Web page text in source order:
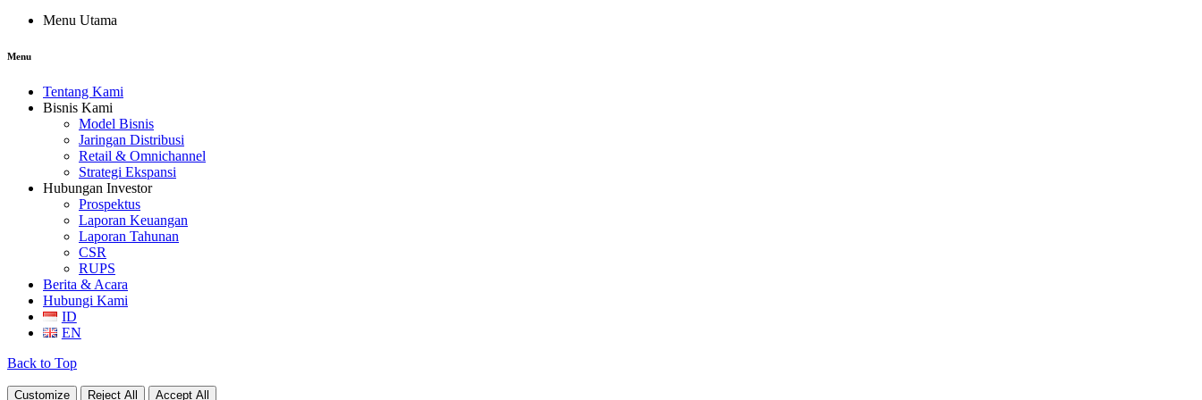
Menu Utama
Menu
Tentang Kami
Bisnis Kami
Model Bisnis
Jaringan Distribusi
Retail & Omnichannel
Strategi Ekspansi
Hubungan Investor
Prospektus
Laporan Keuangan
Laporan Tahunan
CSR
RUPS
Berita & Acara
Hubungi Kami
ID
EN
Back to Top
Customize Reject All Accept All